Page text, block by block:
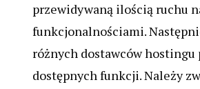
przewidywaną ilością ruchu
funkcjonalnościami.
różnych dostawców hostingu
dostępnych funkcji. Należy